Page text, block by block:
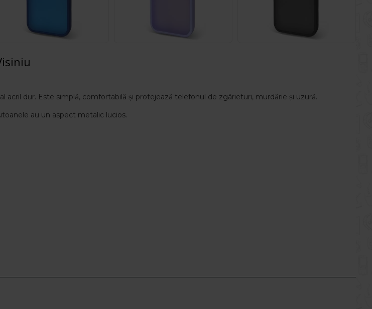
dur. Este simplă, comfortabilă și protejează telefonul de zgârieturi, murdărie și uzură.
au un aspect metalic lucios.